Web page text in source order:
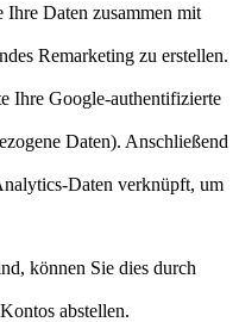
Daten zusammen mit
Remarketing zu erstellen.
Ihre Google-authentifizierte
Daten). Anschließend
Daten verknüpft, um
können Sie dies durch
abstellen.